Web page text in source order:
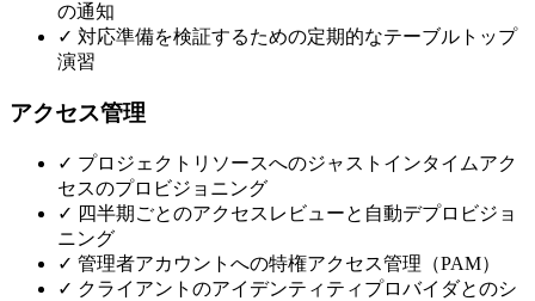
の通知
✓ 対応準備を検証するための定期的なテーブルトップ
演習
アクセス管理
✓ プロジェクトリソースへのジャストインタイムアク
セスのプロビジョニング
✓ 四半期ごとのアクセスレビューと自動デプロビジョ
ニング
✓ 管理者アカウントへの特権アクセス管理（PAM）
✓ クライアントのアイデンティティプロバイダとのシ